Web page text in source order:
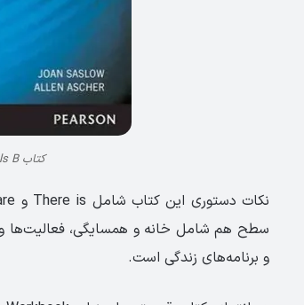
کتاب Top Notch Fundamentals B
سطح هم شامل خانه و همسایگی، فعالیت‌ها و
و برنامه‌های زندگی است.